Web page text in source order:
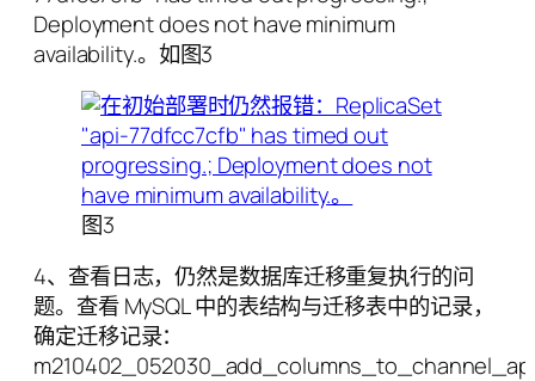
Deployment does not have minimum
availability.。如图3
图3
4、查看日志，仍然是数据库迁移重复执行的问
题。查看 MySQL 中的表结构与迁移表中的记录，
确定迁移记录：